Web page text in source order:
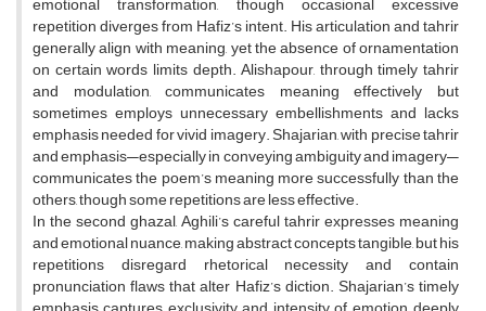
repetition diverges from Hafiz’s intent. His articulation and tahrir
generally align with meaning, yet the absence of ornamentation
on certain words limits depth. Alishapour, through timely tahrir
and modulation, communicates meaning effectively but
sometimes employs unnecessary embellishments and lacks
emphasis needed for vivid imagery. Shajarian, with precise tahrir
and emphasis—especially in conveying ambiguity and imagery—
communicates the poem’s meaning more successfully than the
others, though some repetitions are less effective.
In the second ghazal, Aghili’s careful tahrir expresses meaning
and emotional nuance, making abstract concepts tangible, but his
repetitions disregard rhetorical necessity and contain
pronunciation flaws that alter Hafiz’s diction. Shajarian’s timely